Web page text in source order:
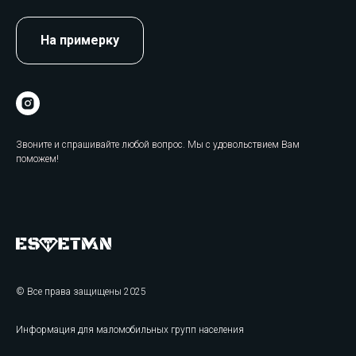
На примерку
Звоните и спрашивайте любой вопрос. Мы с удовольствием Вам
поможем!
© Все права защищены 2025
Информация для маломобильных групп населения